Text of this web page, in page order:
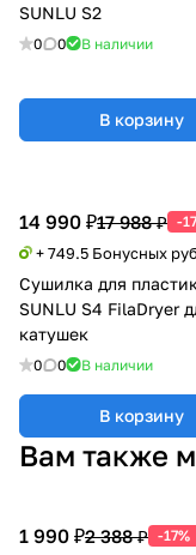
SUNLU S2
0 0 В наличии
В корзину
14 990 ₽17 988 ₽ -
+ 749.5 Бонусных
Сушилка для
SUNLU S4 FilaDryer
катушек
0 0 В наличии
В корзину
Вам также
1 990 ₽2 388 ₽ -17%